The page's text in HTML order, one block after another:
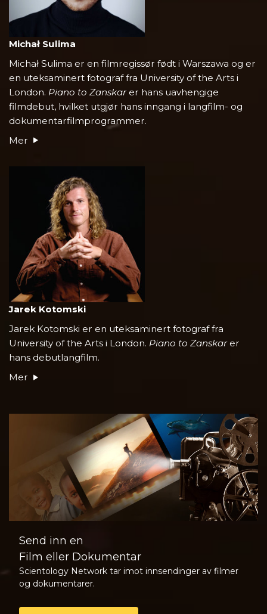
Michał Sulima
Michał Sulima er en filmregissør født i Warszawa og er
en uteksaminert fotograf fra University of the Arts i
London. Piano to Zanskarer hans uavhengige
filmdebut, hvilket utgjør hans inngang i langfilm- og
dokumentarfilmprogrammer.
Mer
Jarek Kotomski
Jarek Kotomski er en uteksaminert fotograf fra
University of the Arts i London. Piano to Zanskarer
hans debutlangfilm.
Mer
Send inn en
Film eller Dokumentar
Scientology Network tar imot innsendinger av filmer
og dokumentarer.